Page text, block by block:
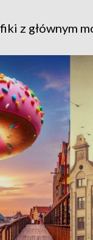
z głównym